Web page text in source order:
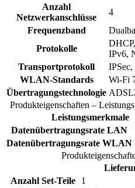
Anzahl
Netzwerkanschlüsse
4
Frequenzband
Protokolle
IPv6,
Transportprotokoll
WLAN-Standards
Wi-Fi
Übertragungstechnologie
Produkteigenschaften –
Leistungsmerkmale
Datenübertragungsrate LAN
Datenübertragungsrate WLAN
Anzahl Set-Teile
1